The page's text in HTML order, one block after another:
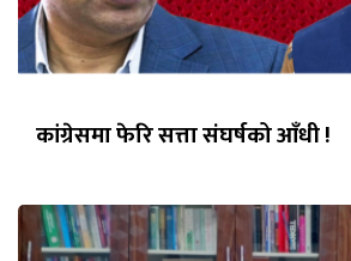
कांग्रेसमा फेरि सत्ता संघर्षको आँधी !